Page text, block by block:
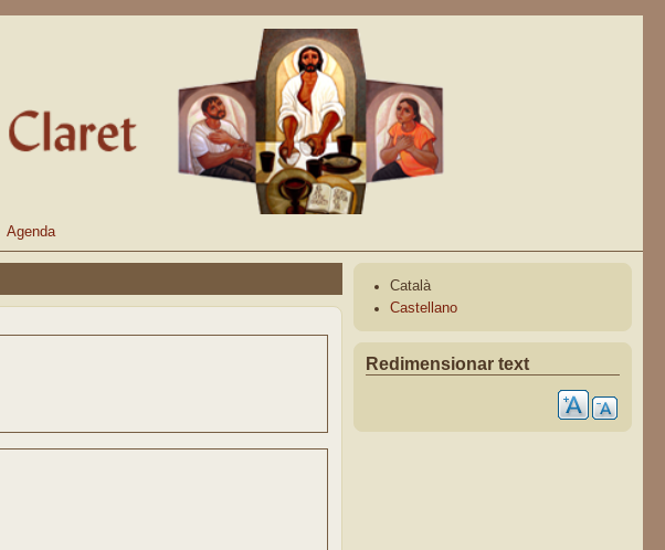
Agenda
Català
Castellano
Redimensionar text